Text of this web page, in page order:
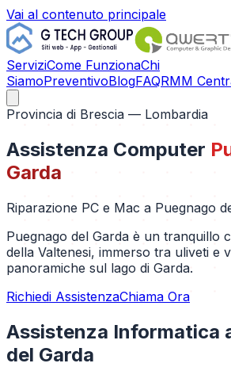
Vai al contenuto principale
ServiziCome FunzionaChi
SiamoPreventivoBlogFAQRMM
Provincia di Brescia — Lombardia
Assistenza Computer
Garda
Riparazione PC e Mac a Puegnago
Puegnago del Garda è un tranquillo
della Valtenesi, immerso tra uliveti e
panoramiche sul lago di Garda.
Richiedi AssistenzaChiama Ora
Assistenza Informatica
del Garda